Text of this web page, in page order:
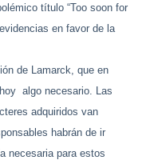
título “Too soon for
en favor de la
de Lamarck, que en
algo necesario. Las
adquiridos van
habrán de ir
necesaria para estos